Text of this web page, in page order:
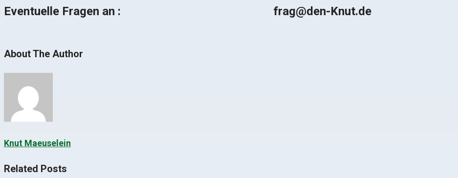
Eventuelle Fragen an : frag@den-Knut.de
About The Author
Knut Maeuselein
Related Posts